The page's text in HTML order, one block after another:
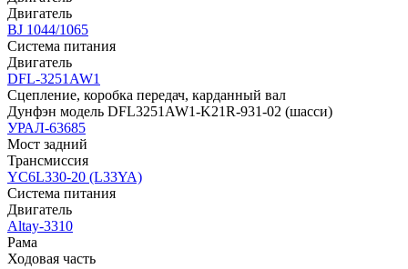
Двигатель
BJ 1044/1065
Система питания
Двигатель
DFL-3251AW1
Сцепление, коробка передач, карданный вал
Дунфэн модель DFL3251AW1-K21R-931-02 (шасси)
УРАЛ-63685
Мост задний
Трансмиссия
YC6L330-20 (L33YA)
Система питания
Двигатель
Altay-3310
Рама
Ходовая часть